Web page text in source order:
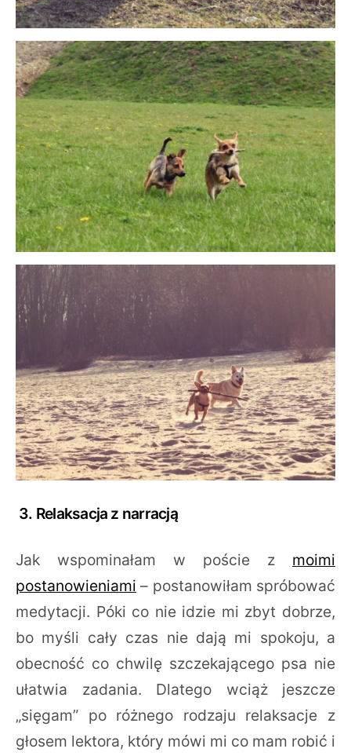
3. Relaksacja z narracją
Jak wspominałam w poście z moimi
postanowieniami – postanowiłam spróbować
medytacji. Póki co nie idzie mi zbyt dobrze,
bo myśli cały czas nie dają mi spokoju, a
obecność co chwilę szczekającego psa nie
ułatwia zadania. Dlatego wciąż jeszcze
„sięgam” po różnego rodzaju relaksacje z
głosem lektora, który mówi mi co mam robić i